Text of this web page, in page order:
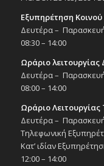
Εξυπηρέτηση
Δευτέρα –
08:30 – 14:00
Ωράριο λειτουργίας
Δευτέρα –
08:00 – 14:00
Ωράριο
Δευτέρα –
Τηλεφωνική
Κατ’ ιδίαν
12:00 – 14:00